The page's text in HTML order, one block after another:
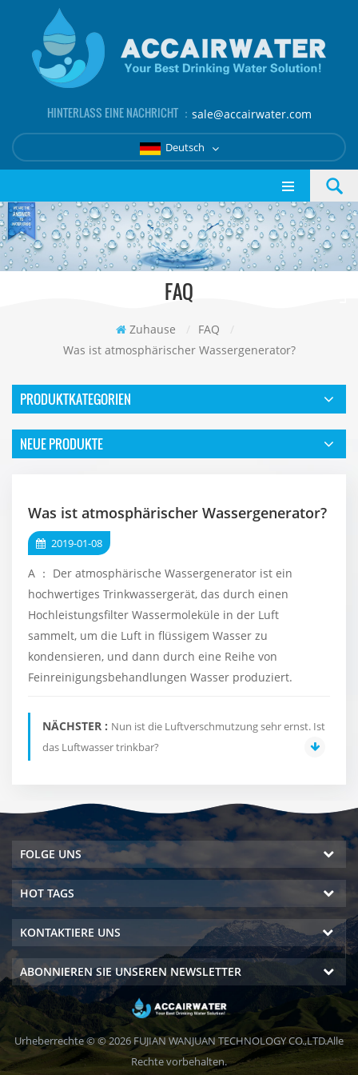
HINTERLASS EINE NACHRICHT ： sale@accairwater.com
Deutsch
FAQ
Zuhause / FAQ
/
Was ist atmosphärischer Wassergenerator?
PRODUKTKATEGORIEN
NEUE PRODUKTE
Was ist atmosphärischer Wassergenerator?
2019-01-08
A ： Der atmosphärische Wassergenerator ist ein
hochwertiges Trinkwassergerät, das durch einen
Hochleistungsfilter Wassermoleküle in der Luft
sammelt, um die Luft in flüssigem Wasser zu
kondensieren, und dann durch eine Reihe von
Feinreinigungsbehandlungen Wasser produziert.
NÄCHSTER : Nun ist die Luftverschmutzung sehr ernst. Ist
das Luftwasser trinkbar?
FOLGE UNS
HOT TAGS
KONTAKTIERE UNS
ABONNIEREN SIE UNSEREN NEWSLETTER
Urheberrechte © © 2026 FUJIAN WANJUAN TECHNOLOGY CO.,LTD.Alle
Rechte vorbehalten.